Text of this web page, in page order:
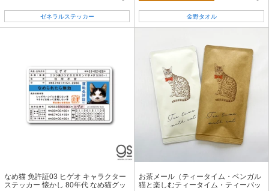
ゼネラルステッカー 金野タオル
なめ猫 免許証03 ヒゲオ キャラクター
ステッカー 懐かし 80年代 なめ猫グッ
お茶メール（ティータイム・ベンガル
猫と楽しむティータイム・ティーバッ